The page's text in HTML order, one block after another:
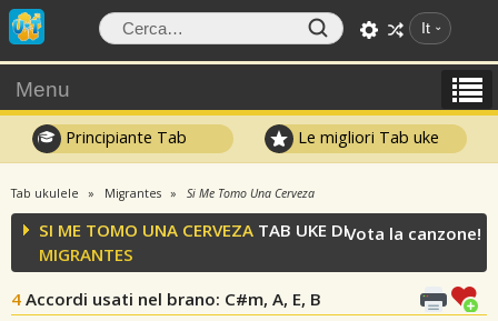
It
Menu
Principiante Tab Le migliori Tab uke
Tab ukulele Migrantes Si Me Tomo Una Cerveza
SI ME TOMO UNA CERVEZA TAB UKE DI
MIGRANTES
4 Accordi usati nel brano: C#m, A, E, B
Vota la canzone!